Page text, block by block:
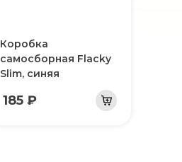
Коробка
самосборная Flacky
Slim, синяя
185 ₽